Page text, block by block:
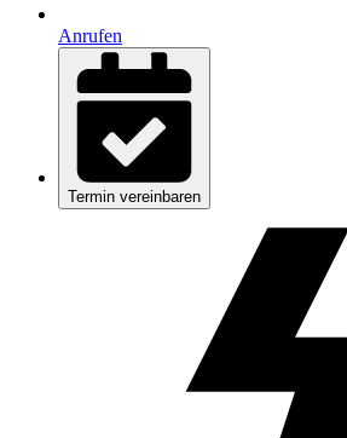
Anrufen
Termin vereinbaren